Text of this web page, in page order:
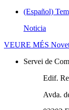
(Español)
Noticia
VEURE MÉS
Servei de
Edif.
Avda.